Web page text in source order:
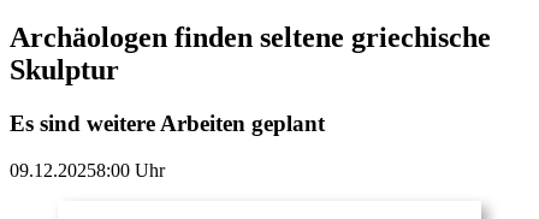
Archäologen finden seltene griechische
Skulptur
Es sind weitere Arbeiten geplant
09.12.20258:00 Uhr